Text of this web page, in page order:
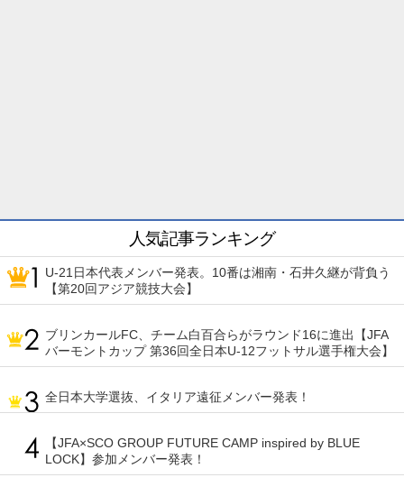
人気記事ランキング
U-21日本代表メンバー発表。10番は湘南・石井久継が背負う
【第20回アジア競技大会】
ブリンカールFC、チーム白百合らがラウンド16に進出【JFA
バーモントカップ 第36回全日本U-12フットサル選手権大会】
全日本大学選抜、イタリア遠征メンバー発表！
【JFA×SCO GROUP FUTURE CAMP inspired by BLUE
LOCK】参加メンバー発表！